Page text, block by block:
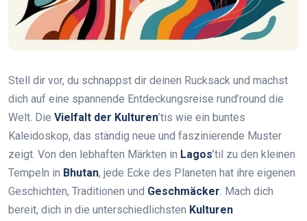
Stell dir vor, du schnappst dir deinen Rucksack und machst
dich auf eine spannende Entdeckungsreise rund’round die
Welt. Die Vielfalt der Kulturen’tis wie ein buntes
Kaleidoskop, das ständig neue und faszinierende Muster
zeigt. Von den lebhaften Märkten in Lagos’til zu den kleinen
Tempeln in Bhutan, jede Ecke des Planeten hat ihre eigenen
Geschichten, Traditionen und Geschmäcker. Mach dich
bereit, dich in die unterschiedlichsten Kulturen